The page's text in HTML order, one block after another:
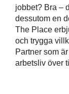
jobbet? Bra –
dessutom en
The Place
och trygga
Partner som
arbetsliv över